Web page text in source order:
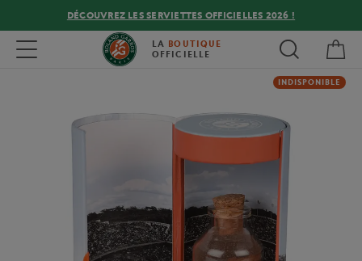
DÉCOUVREZ LES SERVIETTES OFFICIELLES 2026 !
Toggle navigation LA BOUTIQUE
OFFICIELLE
INDISPONIBLE